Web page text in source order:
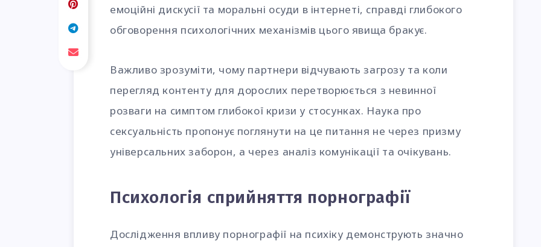
емоційні дискусії та моральні осуди в інтернеті, справді глибокого
обговорення психологічних механізмів цього явища бракує.
Важливо зрозуміти, чому партнери відчувають загрозу та коли
перегляд контенту для дорослих перетворюється з невинної
розваги на симптом глибокої кризи у стосунках. Наука про
сексуальність пропонує поглянути на це питання не через призму
універсальних заборон, а через аналіз комунікації та очікувань.
Психологія сприйняття порнографії
Дослідження впливу порнографії на психіку демонструють значно